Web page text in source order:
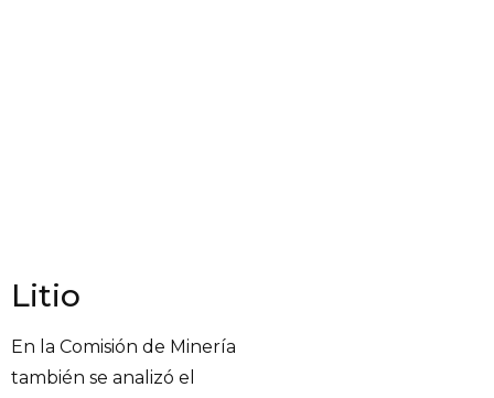
Litio
En la Comisión de Minería
también se analizó el